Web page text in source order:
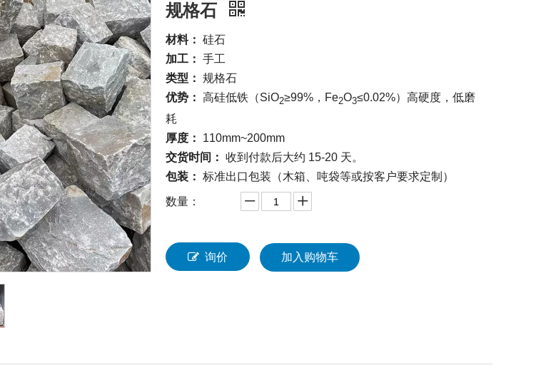
规格石
材料： 硅石
加工： 手工
类型： 规格石
优势： 高硅低铁（SiO2≥99%，Fe2O3≤0.02%）高硬度，低磨
耗
厚度：
110mm~200mm
交货时间： 收到付款后大约 15-20 天。
包装： 标准出口包装（木箱、吨袋等或按客户要求定制）
数量：
询价 加入购物车